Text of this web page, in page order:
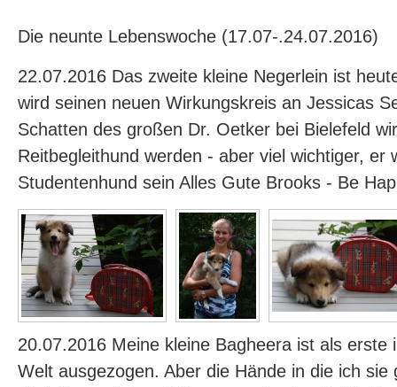
Die neunte Lebenswoche (17.07-.24.07.2016)
22.07.2016 Das zweite kleine Negerlein ist
wird seinen neuen Wirkungskreis an Jessicas
Schatten des großen Dr. Oetker bei Bielefeld
Reitbegleithund werden - aber viel wichtiger, er
Studentenhund sein Alles Gute Brooks - Be
20.07.2016 Meine kleine Bagheera ist als erste
Welt ausgezogen. Aber die Hände in die ich sie